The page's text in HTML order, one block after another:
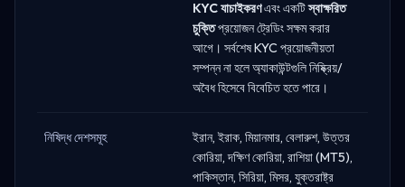
KYC যাচাইকরণএবং একটিস্বাক্ষরিত
চুক্তিপ্রয়োজন ট্রেডিং সক্ষম করার
আগে। সর্বশেষ KYC প্রয়োজনীয়তা
সম্পন্ন না হলে অ্যাকাউন্টগুলি নিষ্ক্রিয়/
অবৈধ হিসেবে বিবেচিত হতে পারে।
নিষিদ্ধ দেশসমূহ
ইরান, ইরাক, মিয়ানমার, বেলারুশ, উত্তর
কোরিয়া, দক্ষিণ কোরিয়া, রাশিয়া (MT5),
পাকিস্তান, সিরিয়া, মিসর, যুক্তরাষ্ট্র